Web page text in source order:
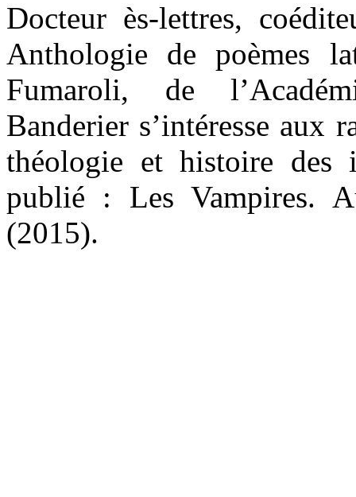
Docteur ès-lettres,
Anthologie de poèmes
Fumaroli, de
Banderier s’intéresse aux
théologie et histoire des
publié : Les Vampires.
(2015).